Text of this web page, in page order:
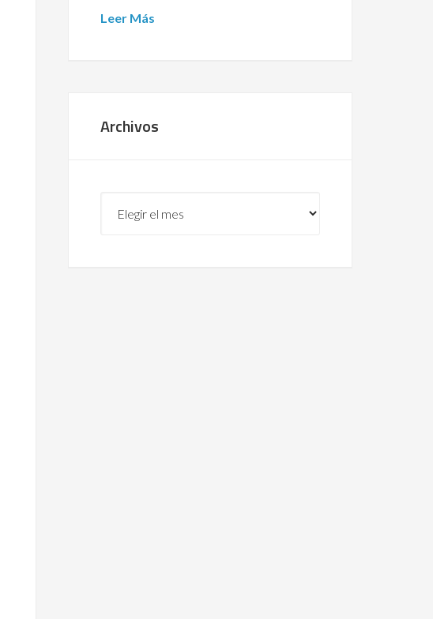
Leer Más
Archivos